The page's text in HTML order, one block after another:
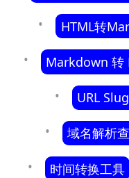
HTML转
Markdown 转
URL
域名解析
时间转换工具